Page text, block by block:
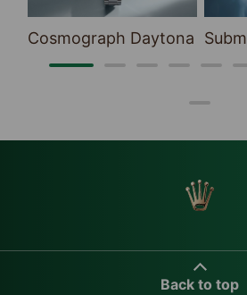
Cosmograph Daytona
Back to top